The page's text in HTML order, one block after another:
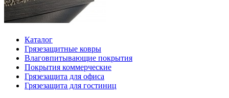
Каталог
Грязезащитные ковры
Влаговпитывающие покрытия
Покрытия коммерческие
Грязезащита для офиса
Грязезащита для гостиниц